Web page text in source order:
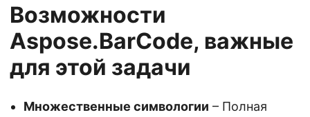
Возможности
Aspose.BarCode, важные
для этой задачи
Множественные символогии – Полная